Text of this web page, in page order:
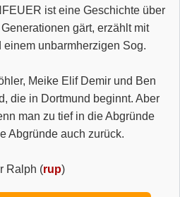
ist eine Geschichte über
gärt, erzählt mit
einem unbarmherzigen Sog.
Meike Elif Demir und Ben
die in Dortmund beginnt. Aber
man zu tief in die Abgründe
Abgründe auch zurück.
Ralph (rup)